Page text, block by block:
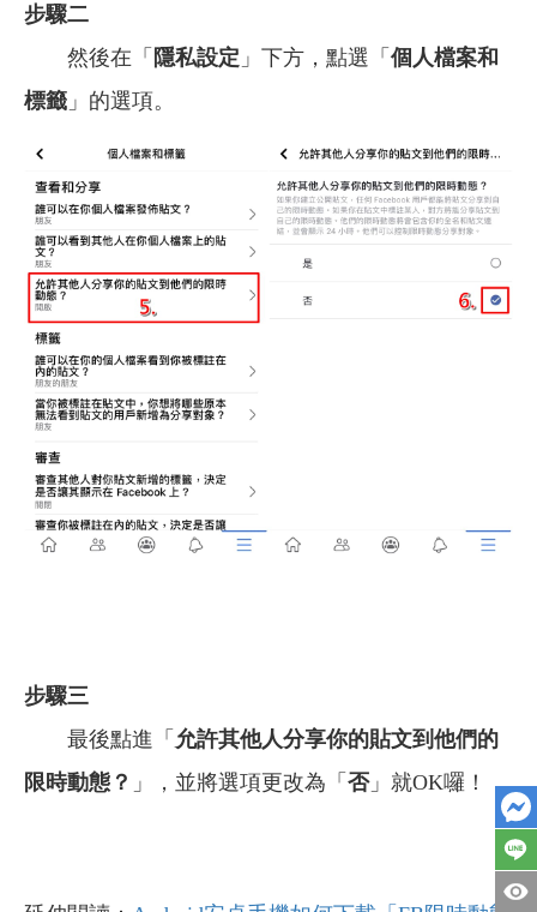
步驟二
然後在「 隱私設定 」下方，點選「 個人檔案和
標籤 」的選項。
步驟三
最後點進「 允許其他人分享你的貼文到他們的
限時動態？ 」，並將選項更改為「 否」就OK囉！